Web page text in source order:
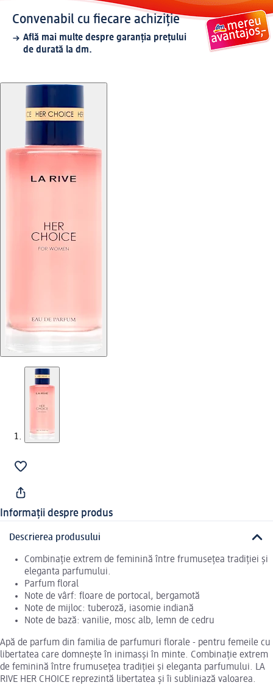
Convenabil cu fiecare achiziție
Află mai multe despre garanția prețului
de durată la dm.
Informații despre produs
Descrierea produsului
Combinație extrem de feminină între frumusețea tradiției și
eleganta parfumului.
Parfum floral
Note de vârf: floare de portocal, bergamotă
Note de mijloc: tuberoză, iasomie indiană
Note de bază: vanilie, mosc alb, lemn de cedru
Apă de parfum din familia de parfumuri florale - pentru femeile cu
libertatea care domnește în inimasși în minte. Combinație extrem
de feminină între frumusețea tradiției și eleganta parfumului. LA
RIVE HER CHOICE reprezintă libertatea și îi subliniază valoarea.